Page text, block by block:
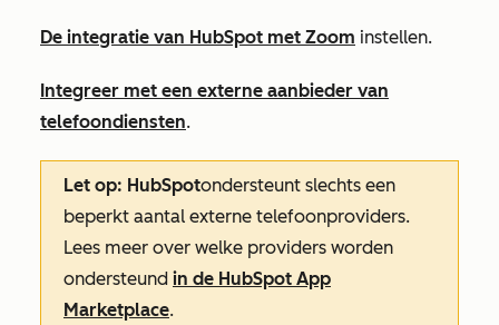
De integratie van HubSpot met Zoom instellen.
Integreer met een externe aanbieder van
telefoondiensten.
Let op: HubSpotondersteunt slechts een
beperkt aantal externe telefoonproviders.
Lees meer over welke providers worden
ondersteund in de HubSpot App
Marketplace.